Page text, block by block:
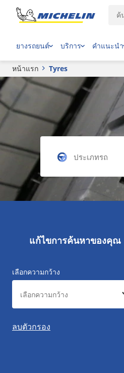
ยางรถยนต์ บริการ คำแนะนำ
หน้าแรก Tyres
แก้ไขการค้นหาของคุณ
เลือกความกว้าง
ลบตัวกรอง